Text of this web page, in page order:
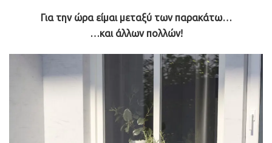
Για την ώρα είμαι μεταξύ των παρακάτω…
…και άλλων πολλών!